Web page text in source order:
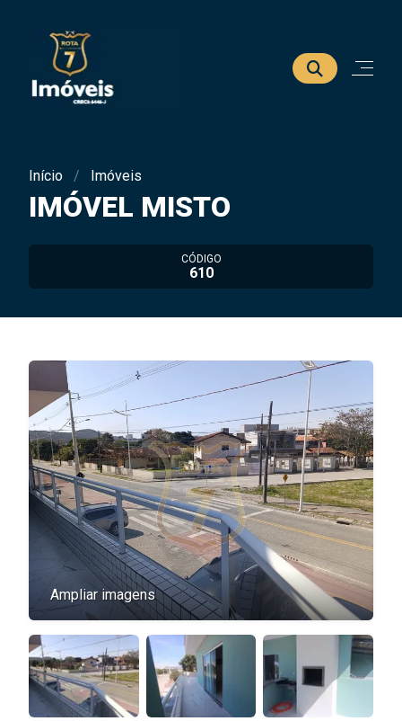
Início Imóveis
IMÓVEL MISTO
CÓDIGO
610
Ampliar imagens